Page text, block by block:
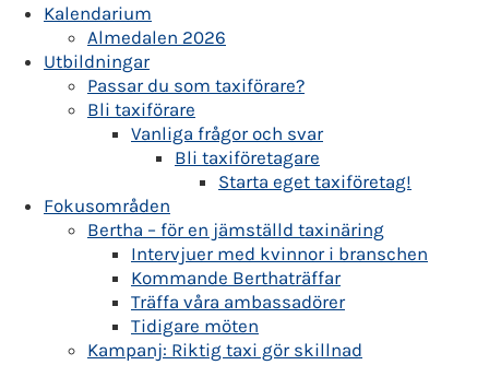
Kalendarium
Almedalen 2026
Utbildningar
Passar du som taxiförare?
Bli taxiförare
Vanliga frågor och svar
Bli taxiföretagare
Starta eget taxiföretag!
Fokusområden
Bertha – för en jämställd taxinäring
Intervjuer med kvinnor i branschen
Kommande Berthaträffar
Träffa våra ambassadörer
Tidigare möten
Kampanj: Riktig taxi gör skillnad